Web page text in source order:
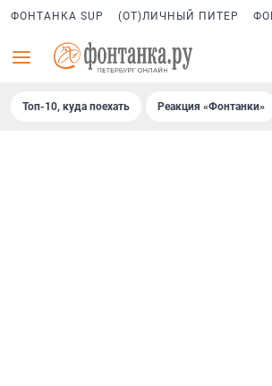
ФОНТАНКА SUP (ОТ)ЛИЧНЫЙ ПИТЕР
Топ-10, куда поехать Реакция «Фонтанки»